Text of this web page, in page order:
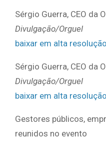
Sérgio Guerra, CEO da
Divulgação/Orguel
baixar em alta resolução
Sérgio Guerra, CEO da
Divulgação/Orguel
baixar em alta resolução
Gestores públicos,
reunidos no evento